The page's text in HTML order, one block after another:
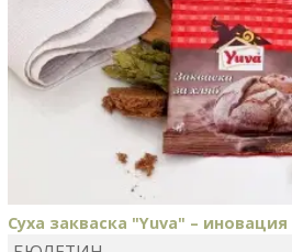
Суха закваска "Yuva" –